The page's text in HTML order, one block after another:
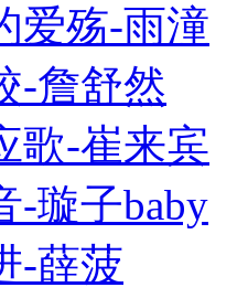
爱殇-雨潼
-詹舒然
歌-崔来宾
-璇子baby
-薛菠